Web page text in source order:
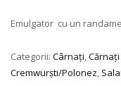
Emulgator cu un
Categorii: Cârnați,
Cremwurști/Polonez,